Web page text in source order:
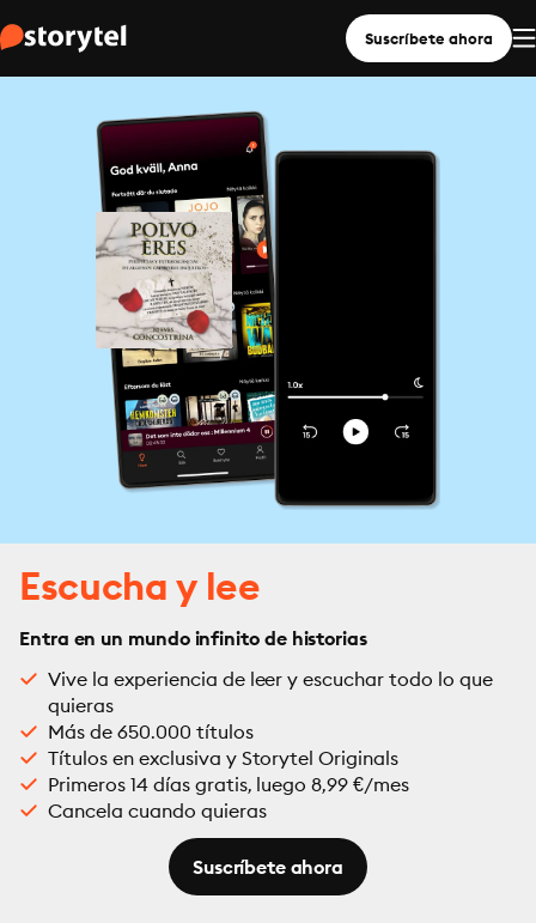
Suscríbete ahora
Escucha y lee
Entra en un mundo infinito de historias
Vive la experiencia de leer y escuchar todo lo que
quieras
Más de 650.000 títulos
Títulos en exclusiva y Storytel Originals
Primeros 14 días gratis, luego 8,99 €/mes
Cancela cuando quieras
Suscríbete ahora